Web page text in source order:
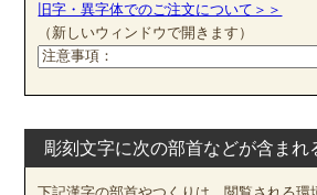
旧字・異字体でのご注文について＞＞
（新しいウィンドウで開きます）
彫刻文字に次の部首などが含まれ